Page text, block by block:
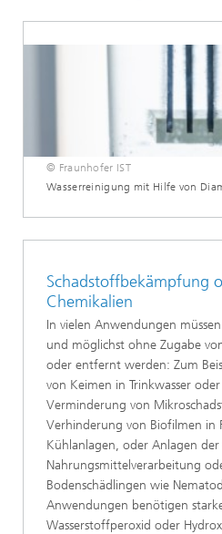
© Fraunhofer IST
Wasserreinigung mit Hilfe von
Schadstoffbekämpfung
Chemikalien
In vielen Anwendungen
und möglichst ohne Zugabe
oder entfernt werden: Zum
von Keimen in Trinkwasser
Verminderung von
Verhinderung von Biofilmen in
Kühlanlagen, oder Anlagen
Nahrungsmittelverarbeitung
Bodenschädlingen wie
Anwendungen benötigen
Wasserstoffperoxid oder